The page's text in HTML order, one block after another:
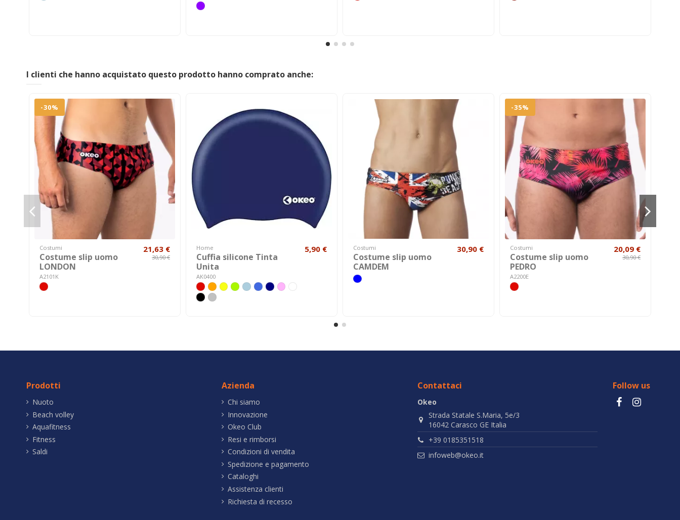
I clienti che hanno acquistato questo prodotto hanno comprato anche:
-30%
Costumi
Costume slip uomo
LONDON
A2101K
21,63 €
30,90 €
Home
Cuffia silicone Tinta
Unita
AK0400
5,90 € Costumi
Costume slip uomo
CAMDEM
30,90 €
-35%
Costumi
Costume slip uomo
PEDRO
A2200E
20,09 €
30,90 €
Prodotti
Nuoto
Beach volley
Aquafitness
Fitness
Saldi
Azienda
Chi siamo
Innovazione
Okeo Club
Resi e rimborsi
Condizioni di vendita
Spedizione e pagamento
Cataloghi
Assistenza clienti
Richiesta di recesso
Contattaci
Okeo
Strada Statale S.Maria, 5e/3
16042 Carasco GE Italia
+39 0185351518
infoweb@okeo.it
Follow us